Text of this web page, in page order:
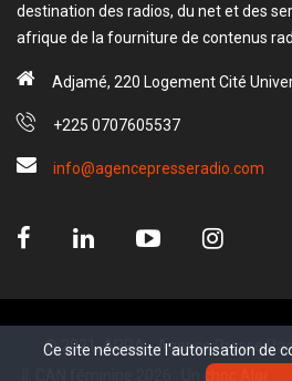
féminine 2026 : Un choc Algérie-Maroc
Ce site nécessite l'autorisation de
destination des radios, du net et des
afrique de la fourniture de contenus
Adjamé, 220 Logement Cité
+225 0707605537
info@agencepresseradio.com
© 2021, APRA - Agence Presse
Ce site nécessite l'autorisation de